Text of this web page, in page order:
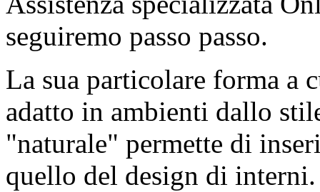
seguiremo passo passo.
La sua particolare forma a
adatto in ambienti dallo
"naturale" permette di
quello del design di interni.